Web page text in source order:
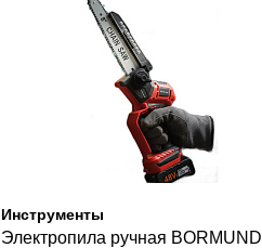
Инструменты
Электропила ручная BORMUND